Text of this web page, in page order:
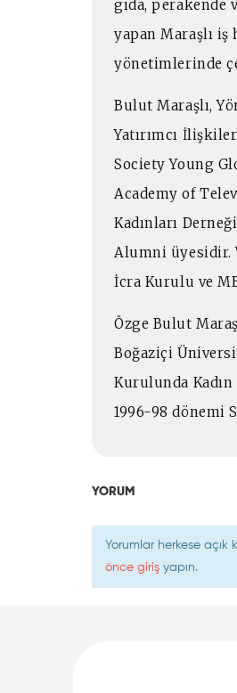
gıda,
yapan Maraşlı
yönetimlerinde
Bulut Maraşlı,
Yatırımcı
Society Young
Academy of
Kadınları
Alumni üyesidir.
İcra Kurulu ve
Özge Bulut
Boğaziçi
Kurulunda
1996-98 dönemi
YORUM
Yorumlar herkese açık
önce giriş yapın.